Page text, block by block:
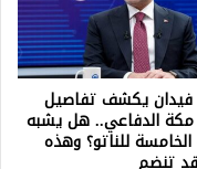
فيدان يكشف تفاصيل
مكة الدفاعي.. هل يشبه
الخامسة للناتو؟ وهذه
تنضم